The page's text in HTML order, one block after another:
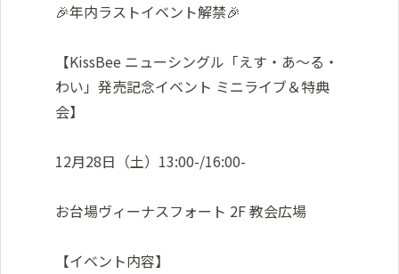
🎉年内ラストイベント解禁🎉
【KissBee ニューシングル「えす・あ～る・
わい」発売記念イベント ミニライブ＆特典
会】
12月28日（土）13:00-/16:00-
お台場ヴィーナスフォート 2F 教会広場
【イベント内容】